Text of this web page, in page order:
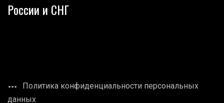
России и СНГ
Политика конфиденциальности персональных
данных